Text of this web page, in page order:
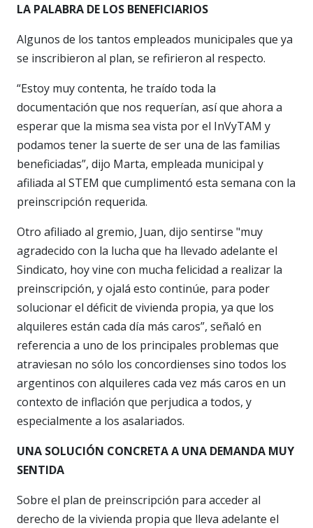
LA PALABRA DE LOS BENEFICIARIOS
Algunos de los tantos empleados municipales que ya
se inscribieron al plan, se refirieron al respecto.
“Estoy muy contenta, he traído toda la
documentación que nos requerían, así que ahora a
esperar que la misma sea vista por el InVyTAM y
podamos tener la suerte de ser una de las familias
beneficiadas”, dijo Marta, empleada municipal y
afiliada al STEM que cumplimentó esta semana con la
preinscripción requerida.
Otro afiliado al gremio, Juan, dijo sentirse "muy
agradecido con la lucha que ha llevado adelante el
Sindicato, hoy vine con mucha felicidad a realizar la
preinscripción, y ojalá esto continúe, para poder
solucionar el déficit de vivienda propia, ya que los
alquileres están cada día más caros”, señaló en
referencia a uno de los principales problemas que
atraviesan no sólo los concordienses sino todos los
argentinos con alquileres cada vez más caros en un
contexto de inflación que perjudica a todos, y
especialmente a los asalariados.
UNA SOLUCIÓN CONCRETA A UNA DEMANDA MUY
SENTIDA
Sobre el plan de preinscripción para acceder al
derecho de la vivienda propia que lleva adelante el